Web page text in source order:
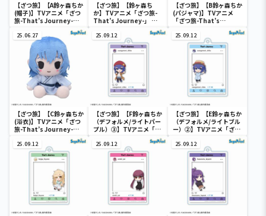
【ざつ旅】【A鈴ヶ森ちか
(帽子)】TVアニメ「ざつ
旅-That’s Journey-」
【ざつ旅】【鈴ヶ森ち
か】TVアニメ「ざつ旅-
That’s Journey-」 ち
ょこのせ [PM]フィギュ
ア“鈴ヶ森ちか”
【ざつ旅】【B鈴ヶ森ちか
(パジャマ)】TVアニメ
「ざつ旅-That’s
Journey-」 ミニぬいぐ
るみ(EX)
25.06.27
【ざつ旅】【C鈴ヶ森ちか
(浴衣)】TVアニメ「ざつ
旅-That’s Journey-」
25.09.12
【ざつ旅】【F鈴ヶ森ちか
（デフォルメ/ライトパー
プル）③】TVアニメ「ざ
Journey-」 フォト風ア
クリルキーチェーン
（EX）
25.09.12
【ざつ旅】【E鈴ヶ森ちか
（デフォルメ/ライトブル
ー）②】TVアニメ「ざつ
フォト風アクリルキーチ
ェーン（EX）
25.09.12 25.09.12 25.09.12